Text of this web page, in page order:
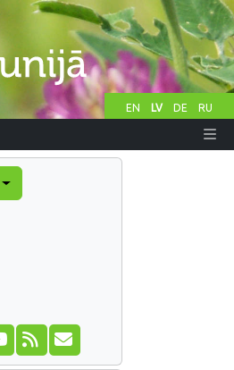
EN LV DE RU